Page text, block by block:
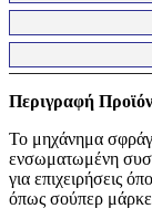
Περιγραφή
Το μηχάνημα
ενσωματωμένη
για επιχειρήσεις
όπως σούπερ